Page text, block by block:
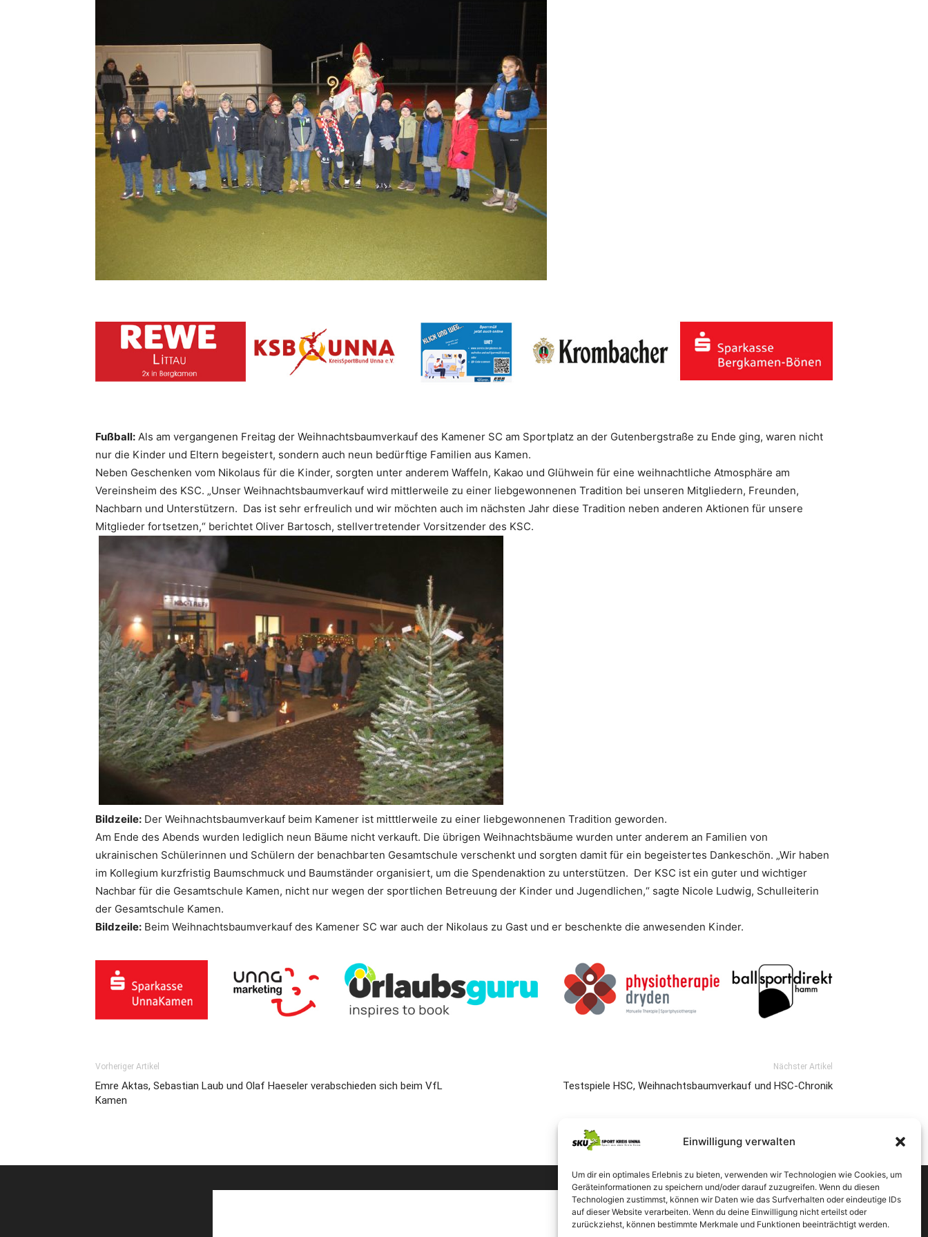
Einwilligung verwalten
Um dir ein optimales Erlebnis zu bieten, verwenden wir Technologien wie Cookies, um
Geräteinformationen zu speichern und/oder darauf zuzugreifen. Wenn du diesen
Technologien zustimmst, können wir Daten wie das Surfverhalten oder eindeutige IDs
auf dieser Website verarbeiten. Wenn du deine Einwilligung nicht erteilst oder
zurückziehst, können bestimmte Merkmale und Funktionen beeinträchtigt werden.
Fußball: Als am vergangenen Freitag der Weihnachtsbaumverkauf des Kamener SC am Sportplatz an der Gutenbergstraße zu Ende ging, waren nicht
nur die Kinder und Eltern begeistert, sondern auch neun bedürftige Familien aus Kamen.
Neben Geschenken vom Nikolaus für die Kinder, sorgten unter anderem Waffeln, Kakao und Glühwein für eine weihnachtliche Atmosphäre am
Vereinsheim des KSC. „Unser Weihnachtsbaumverkauf wird mittlerweile zu einer liebgewonnenen Tradition bei unseren Mitgliedern, Freunden,
Nachbarn und Unterstützern. Das ist sehr erfreulich und wir möchten auch im nächsten Jahr diese Tradition neben anderen Aktionen für unsere
Mitglieder fortsetzen,“ berichtet Oliver Bartosch, stellvertretender Vorsitzender des KSC.
Bildzeile: Der Weihnachtsbaumverkauf beim Kamener ist mitttlerweile zu einer liebgewonnenen Tradition geworden.
Am Ende des Abends wurden lediglich neun Bäume nicht verkauft. Die übrigen Weihnachtsbäume wurden unter anderem an Familien von
ukrainischen Schülerinnen und Schülern der benachbarten Gesamtschule verschenkt und sorgten damit für ein begeistertes Dankeschön. „Wir haben
im Kollegium kurzfristig Baumschmuck und Baumständer organisiert, um die Spendenaktion zu unterstützen. Der KSC ist ein guter und wichtiger
Nachbar für die Gesamtschule Kamen, nicht nur wegen der sportlichen Betreuung der Kinder und Jugendlichen,“ sagte Nicole Ludwig, Schulleiterin
der Gesamtschule Kamen.
Bildzeile: Beim Weihnachtsbaumverkauf des Kamener SC war auch der Nikolaus zu Gast und er beschenkte die anwesenden Kinder.
Vorheriger Artikel
Emre Aktas, Sebastian Laub und Olaf Haeseler verabschieden sich beim VfL
Kamen
Nächster Artikel
Testspiele HSC, Weihnachtsbaumverkauf und HSC-Chronik